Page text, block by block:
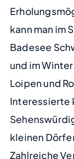
kann man im
Badesee
und im
Loipen und
Interessierte
kleinen
Zahlreiche